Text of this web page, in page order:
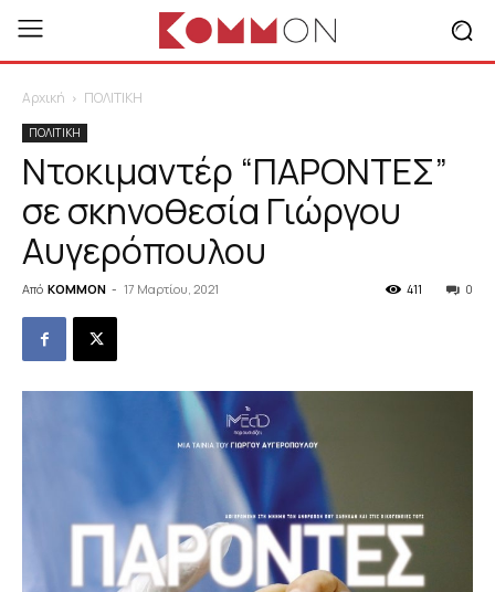
Αρχική ΠΟΛΙΤΙΚΗ
ΠΟΛΙΤΙΚΗ
Ντοκιμαντέρ “ΠΑΡΟΝΤΕΣ”
σε σκηνοθεσία Γιώργου
Αυγερόπουλου
Από KOMMON - 17 Μαρτίου, 2021 0
411